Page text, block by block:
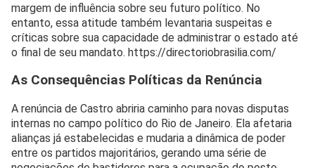
margem de influência sobre seu futuro político. No
entanto, essa atitude também levantaria suspeitas e
críticas sobre sua capacidade de administrar o estado até
o final de seu mandato. https://directoriobrasilia.com/
As Consequências Políticas da Renúncia
A renúncia de Castro abriria caminho para novas disputas
internas no campo político do Rio de Janeiro. Ela afetaria
alianças já estabelecidas e mudaria a dinâmica de poder
entre os partidos majoritários, gerando uma série de